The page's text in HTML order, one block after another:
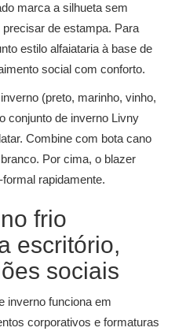
marca a silhueta sem
de estampa. Para
estilo alfaiataria à base de
social com conforto.
(preto, marinho, vinho,
conjunto de inverno Livny
Combine com bota cano
Por cima, o blazer
rapidamente.
frio
escritório,
sociais
inverno funciona em
corporativos e formaturas